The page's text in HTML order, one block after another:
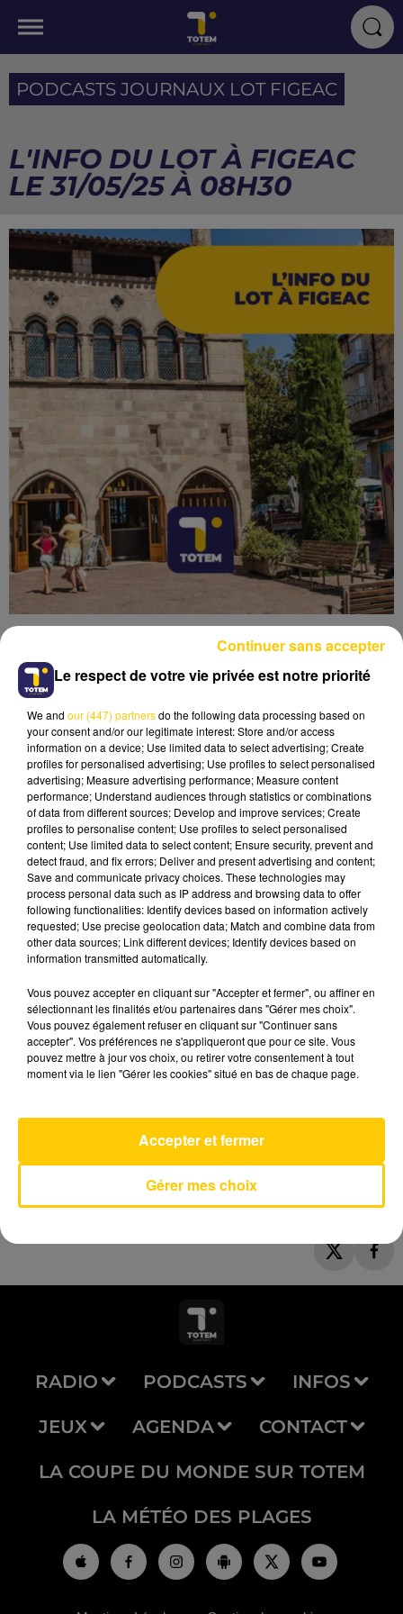
PODCASTS JOURNAUX LOT FIGEAC
L'INFO DU LOT À FIGEAC
LE 31/05/25 À 08H30
Lecture (4 min 39 sec)
31 mai 2025 - 4 min 39 sec
L'INFO DU LOT À FIGEAC LE 31/05/25 À
08H30
L'info du Lot à Figeac
FREYA SKYE
AVEYRON NORD
RADIO PODCASTS INFOS
JEUX AGENDA CONTACT
LA COUPE DU MONDE SUR TOTEM
LA MÉTÉO DES PLAGES
Le respect de votre vie privée est notre priorité
We and our (447) partnersdo the following data processing based on
your consent and/or our legitimate interest: Store and/or access
information on a device; Use limited data to select advertising; Create
profiles for personalised advertising; Use profiles to select personalised
advertising; Measure advertising performance; Measure content
performance; Understand audiences through statistics or combinations
of data from different sources; Develop and improve services; Create
profiles to personalise content; Use profiles to select personalised
content; Use limited data to select content; Ensure security, prevent and
detect fraud, and fix errors; Deliver and present advertising and content;
Save and communicate privacy choices. These technologies may
process personal data such as IP address and browsing data to offer
following functionalities: Identify devices based on information actively
requested; Use precise geolocation data; Match and combine data from
other data sources; Link different devices; Identify devices based on
information transmitted automatically.
Vous pouvez accepter en cliquant sur "Accepter et fermer", ou affiner en
sélectionnant les finalités et/ou partenaires dans "Gérer mes choix".
Vous pouvez également refuser en cliquant sur "Continuer sans
accepter". Vos préférences ne s'appliqueront que pour ce site. Vous
pouvez mettre à jour vos choix, ou retirer votre consentement à tout
moment via le lien "Gérer les cookies" situé en bas de chaque page.
Gérer mes choix
Accepter et fermer
Continuer sans accepter